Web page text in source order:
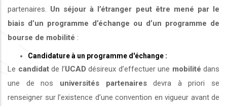
partenaires. Un séjour à l’étranger peut être mené par le
biais d’un programme d’échange ou d’un programme de
bourse de mobilité :
Candidature à un programme d'échange :
Le candidatde l’UCAD désireux d’effectuer une mobilité dans
une de nos universités partenairesdevra à priori se
renseigner sur l’existence d’une convention en vigueur avant de